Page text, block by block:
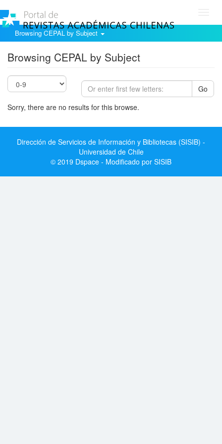
Browsing CEPAL by Subject
Browsing CEPAL by Subject
Go
Sorry, there are no results for this browse.
Dirección de Servicios de Información y Bibliotecas (SISIB) -
Universidad de Chile
© 2019 Dspace - Modificado por SISIB